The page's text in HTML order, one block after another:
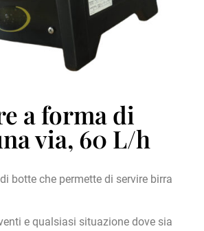
a forma di
via, 60 L/h
botte che permette di servire birra
e qualsiasi situazione dove sia